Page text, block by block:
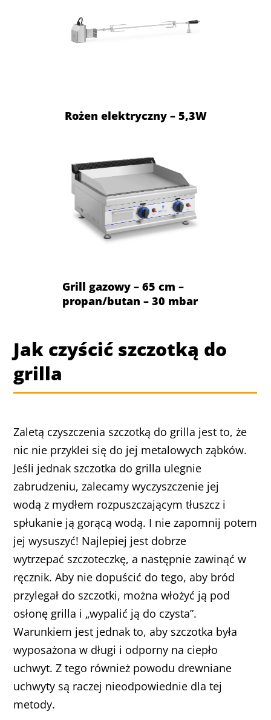
Rożen elektryczny – 5,3W
Grill gazowy – 65 cm –
propan/butan – 30 mbar
Jak czyścić szczotką do
grilla
Zaletą czyszczenia szczotką do grilla jest to, że
nic nie przyklei się do jej metalowych ząbków.
Jeśli jednak szczotka do grilla ulegnie
zabrudzeniu, zalecamy wyczyszczenie jej
wodą z mydłem rozpuszczającym tłuszcz i
spłukanie ją gorącą wodą. I nie zapomnij potem
jej wysuszyć! Najlepiej jest dobrze
wytrzepać szczoteczkę, a następnie zawinąć w
ręcznik. Aby nie dopuścić do tego, aby bród
przylegał do szczotki, można włożyć ją pod
osłonę grilla i „wypalić ją do czysta”.
Warunkiem jest jednak to, aby szczotka była
wyposażona w długi i odporny na ciepło
uchwyt. Z tego również powodu drewniane
uchwyty są raczej nieodpowiednie dla tej
metody.